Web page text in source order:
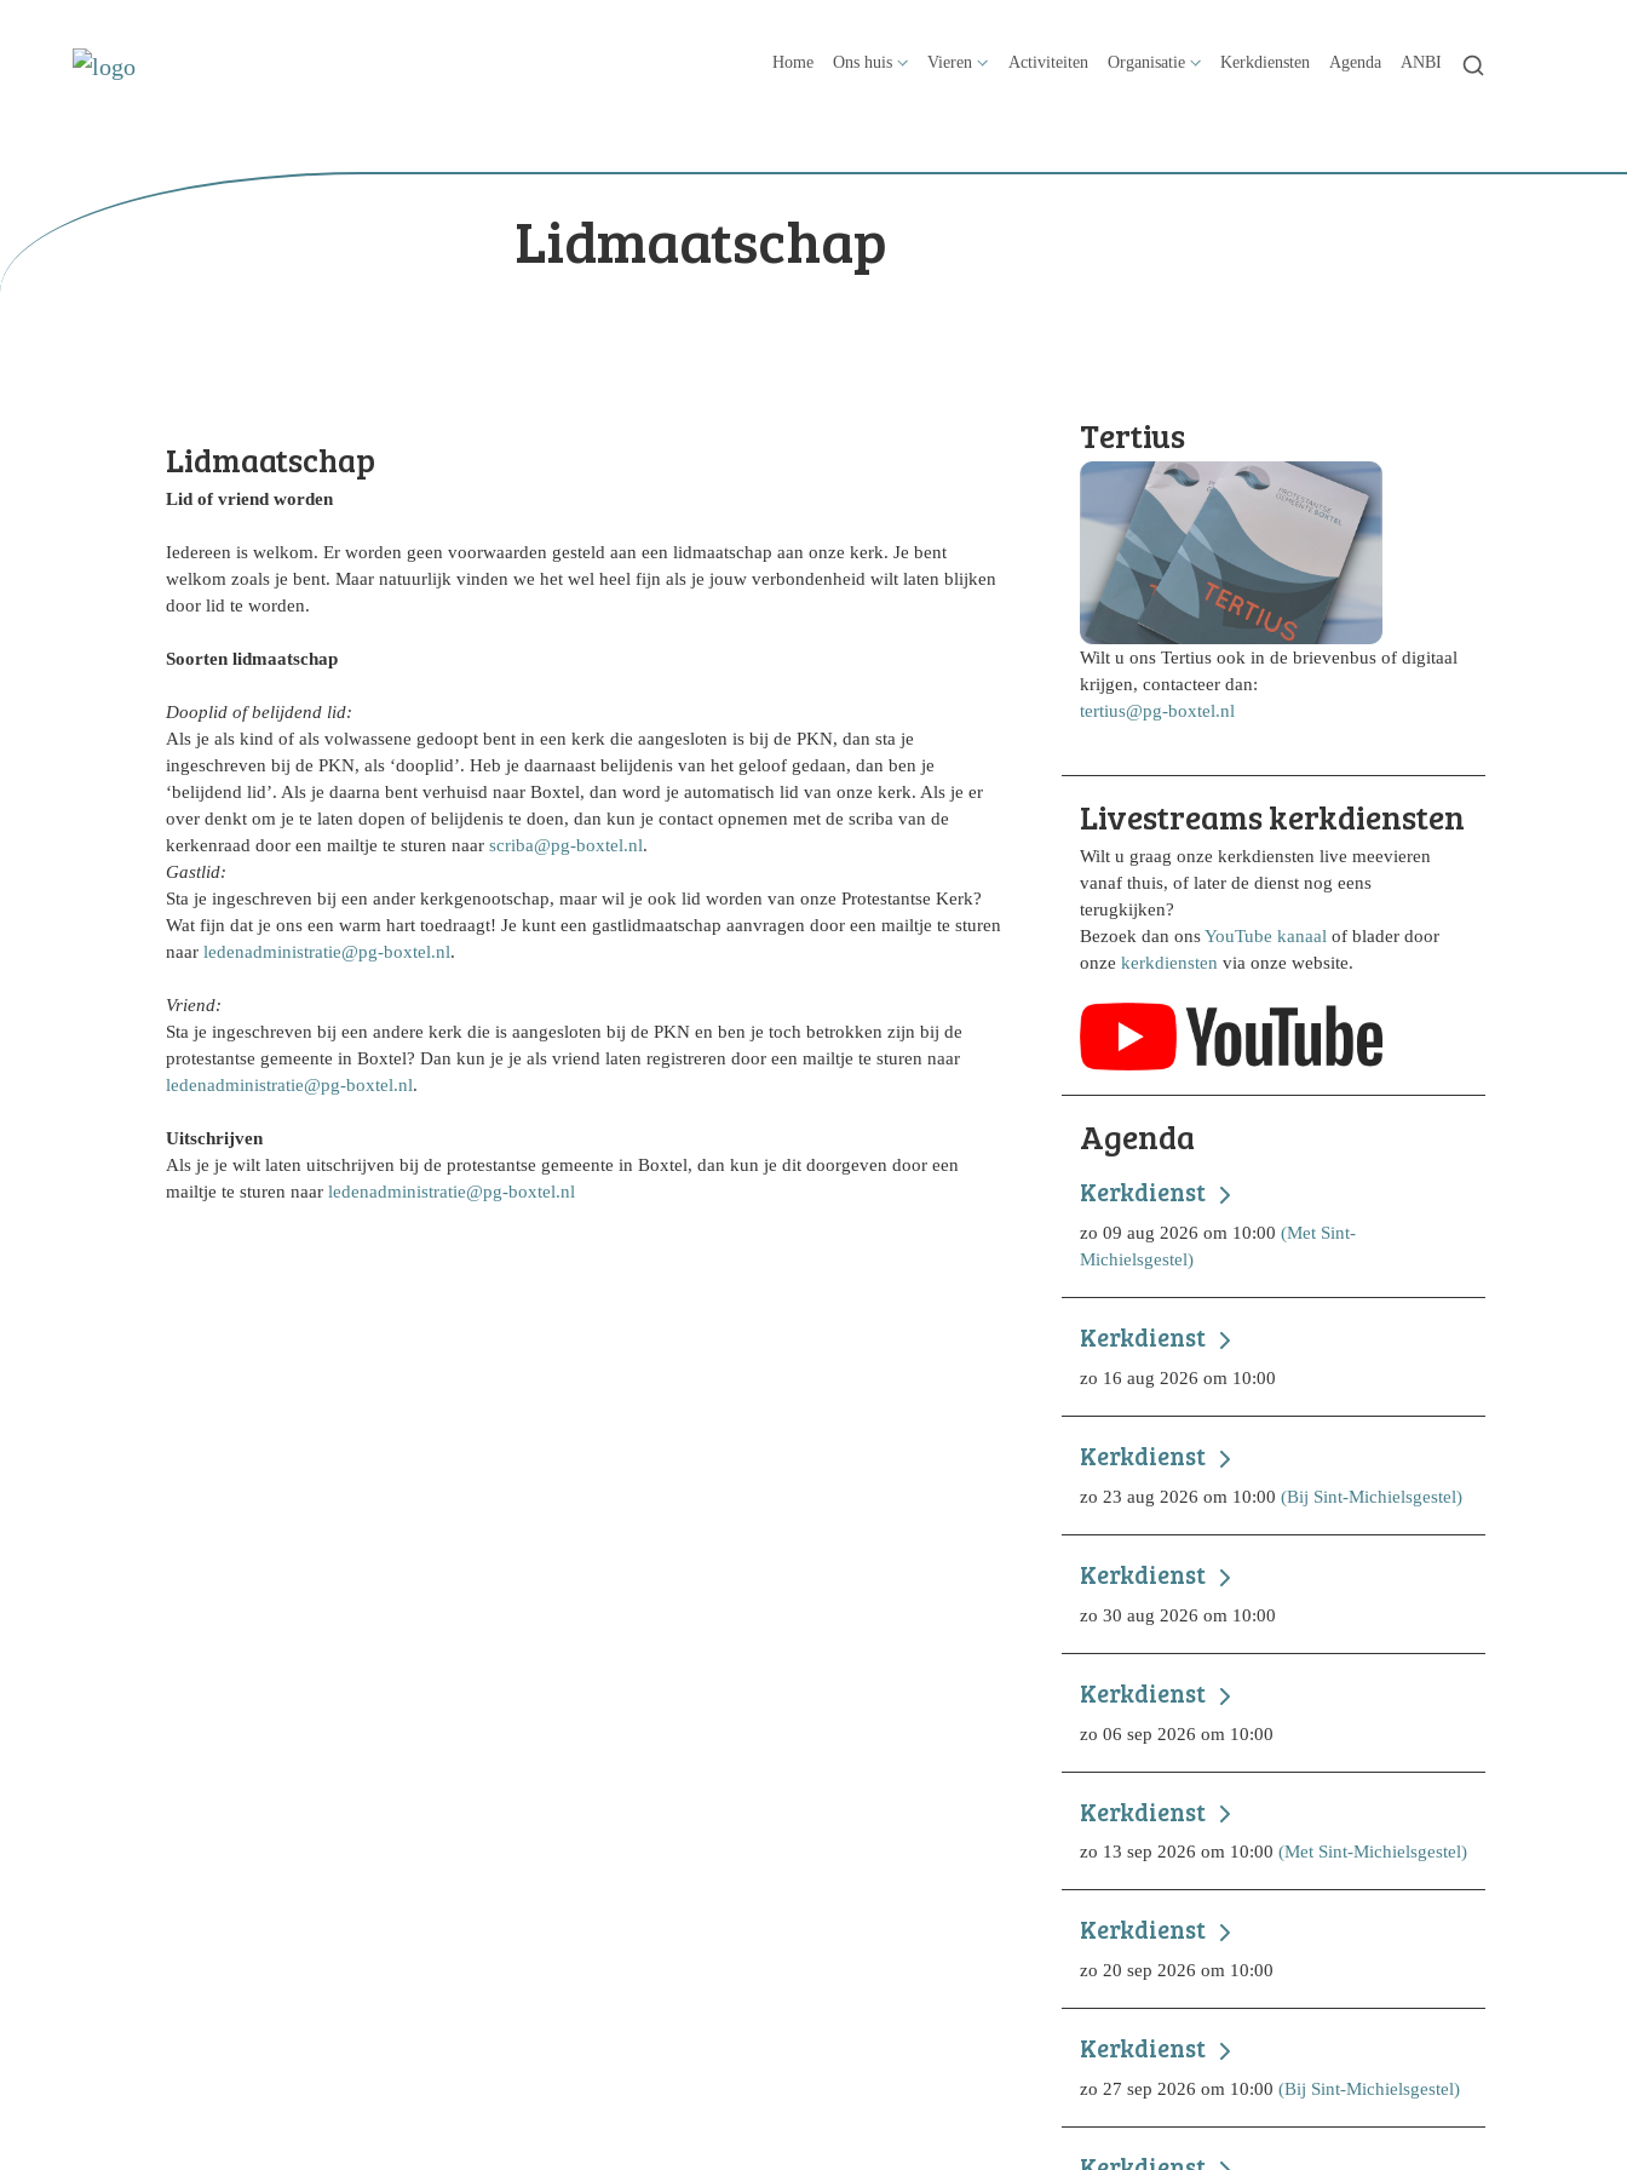
Home Ons huis Vieren Activiteiten Organisatie Kerkdiensten Agenda ANBI
Lidmaatschap
Lidmaatschap
Lid of vriend worden
Iedereen is welkom. Er worden geen voorwaarden gesteld aan een lidmaatschap aan onze kerk. Je bent
welkom zoals je bent. Maar natuurlijk vinden we het wel heel fijn als je jouw verbondenheid wilt laten blijken
door lid te worden.
Soorten lidmaatschap
Dooplid of belijdend lid:
Als je als kind of als volwassene gedoopt bent in een kerk die aangesloten is bij de PKN, dan sta je
ingeschreven bij de PKN, als ‘dooplid’. Heb je daarnaast belijdenis van het geloof gedaan, dan ben je
‘belijdend lid’. Als je daarna bent verhuisd naar Boxtel, dan word je automatisch lid van onze kerk. Als je er
over denkt om je te laten dopen of belijdenis te doen, dan kun je contact opnemen met de scriba van de
kerkenraad door een mailtje te sturen naar scriba@pg-boxtel.nl.
Gastlid:
Sta je ingeschreven bij een ander kerkgenootschap, maar wil je ook lid worden van onze Protestantse Kerk?
Wat fijn dat je ons een warm hart toedraagt! Je kunt een gastlidmaatschap aanvragen door een mailtje te sturen
naar ledenadministratie@pg-boxtel.nl.
Vriend:
Sta je ingeschreven bij een andere kerk die is aangesloten bij de PKN en ben je toch betrokken zijn bij de
protestantse gemeente in Boxtel? Dan kun je je als vriend laten registreren door een mailtje te sturen naar
ledenadministratie@pg-boxtel.nl.
Uitschrijven
Als je je wilt laten uitschrijven bij de protestantse gemeente in Boxtel, dan kun je dit doorgeven door een
mailtje te sturen naar ledenadministratie@pg-boxtel.nl
Tertius
Wilt u ons Tertius ook in de brievenbus of digitaal
krijgen, contacteer dan:
tertius@pg-boxtel.nl
Livestreams kerkdiensten
Wilt u graag onze kerkdiensten live meevieren
vanaf thuis, of later de dienst nog eens
terugkijken?
Bezoek dan onsYouTube kanaal of blader door
onze kerkdiensten via onze website.
Agenda
Kerkdienst
zo 09 aug 2026 om 10:00 (Met Sint-
Michielsgestel)
Kerkdienst
zo 16 aug 2026 om 10:00
Kerkdienst
zo 23 aug 2026 om 10:00 (Bij Sint-Michielsgestel)
Kerkdienst
zo 30 aug 2026 om 10:00
Kerkdienst
zo 06 sep 2026 om 10:00
Kerkdienst
zo 13 sep 2026 om 10:00 (Met Sint-Michielsgestel)
Kerkdienst
zo 20 sep 2026 om 10:00
Kerkdienst
zo 27 sep 2026 om 10:00 (Bij Sint-Michielsgestel)